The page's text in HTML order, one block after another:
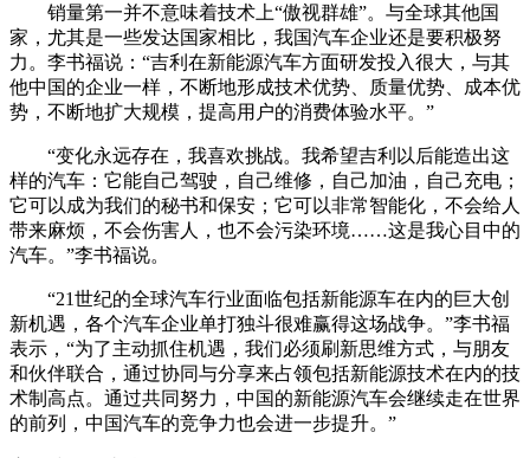
销量第一并不意味着技术上“傲视群雄”。与全球其他国
家，尤其是一些发达国家相比，我国汽车企业还是要积极努
力。李书福说：“吉利在新能源汽车方面研发投入很大，与其
他中国的企业一样，不断地形成技术优势、质量优势、成本优
势，不断地扩大规模，提高用户的消费体验水平。”
“变化永远存在，我喜欢挑战。我希望吉利以后能造出这
样的汽车：它能自己驾驶，自己维修，自己加油，自己充电；
它可以成为我们的秘书和保安；它可以非常智能化，不会给人
带来麻烦，不会伤害人，也不会污染环境……这是我心目中的
汽车。”李书福说。
“21世纪的全球汽车行业面临包括新能源车在内的巨大创
新机遇，各个汽车企业单打独斗很难赢得这场战争。”李书福
表示，“为了主动抓住机遇，我们必须刷新思维方式，与朋友
和伙伴联合，通过协同与分享来占领包括新能源技术在内的技
术制高点。通过共同努力，中国的新能源汽车会继续走在世界
的前列，中国汽车的竞争力也会进一步提升。”